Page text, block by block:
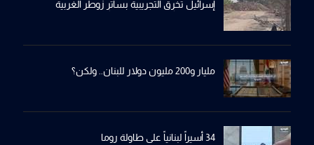
إسرائيل تخرِق التجريبية بساترِ زوطر الغربية
مليار و200 مليون دولار للبنان.. ولكن؟
34 أسيراً لبنانياً على طاولة روما